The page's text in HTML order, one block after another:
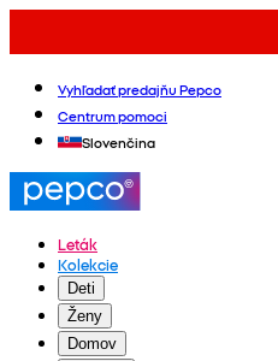
Vyhľadať predajňu Pepco
Centrum pomoci
Slovenčina
Leták
Kolekcie
Deti
Ženy
Domov